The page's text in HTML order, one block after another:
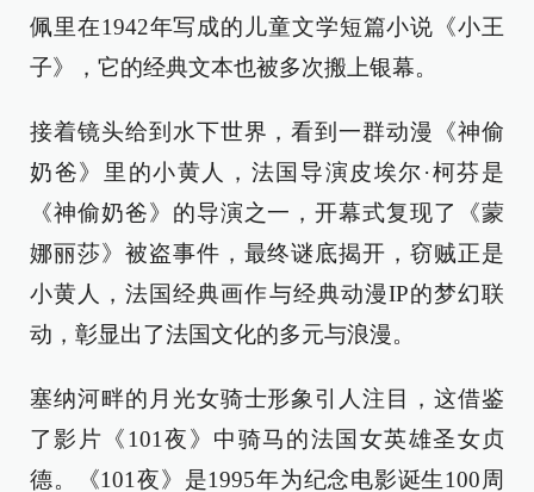
佩里在1942年写成的儿童文学短篇小说《小王
子》，它的经典文本也被多次搬上银幕。
接着镜头给到水下世界，看到一群动漫《神偷
奶爸》里的小黄人，法国导演皮埃尔·柯芬是
《神偷奶爸》的导演之一，开幕式复现了《蒙
娜丽莎》被盗事件，最终谜底揭开，窃贼正是
小黄人，法国经典画作与经典动漫IP的梦幻联
动，彰显出了法国文化的多元与浪漫。
塞纳河畔的月光女骑士形象引人注目，这借鉴
了影片《101夜》中骑马的法国女英雄圣女贞
德。《101夜》是1995年为纪念电影诞生100周